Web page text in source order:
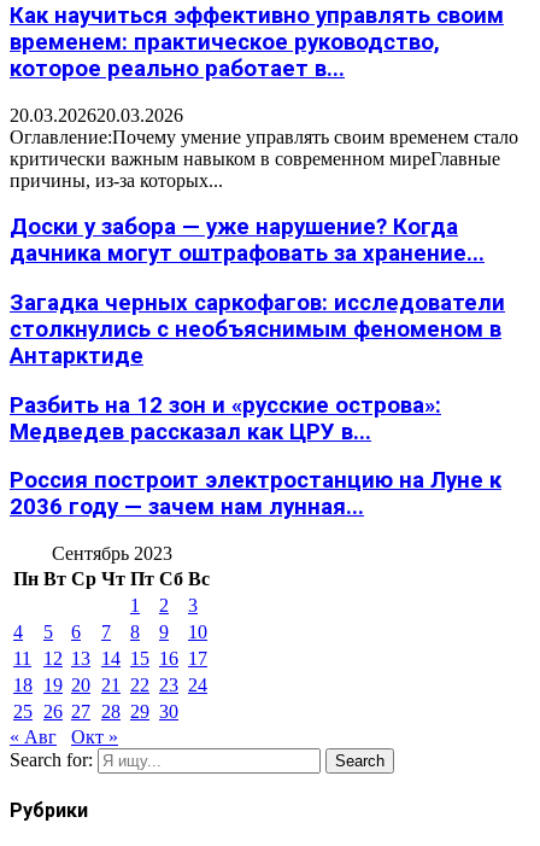
Как научиться эффективно управлять своим
временем: практическое руководство,
которое реально работает в...
20.03.202620.03.2026
Оглавление:Почему умение управлять своим временем стало
критически важным навыком в современном миреГлавные
причины, из-за которых...
Доски у забора — уже нарушение? Когда
дачника могут оштрафовать за хранение...
Загадка черных саркофагов: исследователи
столкнулись с необъяснимым феноменом в
Антарктиде
Разбить на 12 зон и «русские острова»:
Медведев рассказал как ЦРУ в...
Россия построит электростанцию на Луне к
2036 году — зачем нам лунная...
Сентябрь 2023
Пн Вт Ср Чт Пт Сб Вс
1
2
3
4
5 6 7 8 9
10
11
12 13 14 15 16 17
18 19 20 21 22 23 24
25 26 27 28 29 30
« Авг
Окт »
Search for:
Search
Рубрики